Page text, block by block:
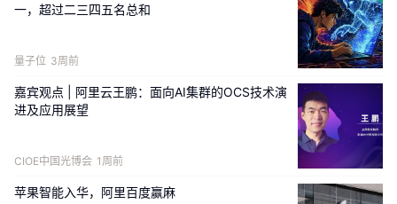
AI爆发的节点，其实挺有分量。
AI时代的竞争，本质上不仅是模型之间的竞争，更
是算力、云基础设施和应用生态的竞争。
而在这场竞争中，阿里云已经率先跑出了成绩。
近日，沙利文发布《开箱即用的
AI云服务——2025中
一，超过二三四五名总和
量子位 3周前
嘉宾观点 | 阿里云王鹏：面向AI集群的OCS技术演
进及应用展望
CIOE中国光博会 1周前
苹果智能入华，阿里百度赢麻